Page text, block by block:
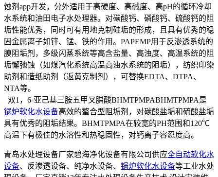
蚀剂app开发，分外适用于高硬度、高碱度、高pH的循环冷却
水系统和油田电子水处理器。对碳酸钙、磷酸钙、硫酸钙的阻
垢性能优秀，同时可有用地克制硅垢的形成，且具有优秀的稳
固金属离子如锌、锰、铁的作用。PAPEMP用于反渗透系统的
膜阻垢剂，多级闪蒸系统等高含盐量、高浊度、高温系统的阻
垢懈弛蚀（如煤汽化系统高温高浊水系统的阻垢），纺织印染
助剂和造纸助剂（返黄克制剂），可替换EDTA、DTPA、
NTA等。
双1，6-亚己基三胺五甲叉膦酸BHMTPMPABHMTPMPA是
锅炉软化水设备高效的螯合型阻垢剂，对碳酸盐垢和硫酸盐垢
具有优秀的阻垢结果。BHMTPMPA在较宽的PH范围和120℃
高温下有极佳的水溶性和热稳固性，对钙离子容忍度高。
青岛水处理设备厂家碧海净化设备有限公司供应全自动软化水
设备、反渗透设备、纯净水设备、 锅炉软化水设备等工业水处